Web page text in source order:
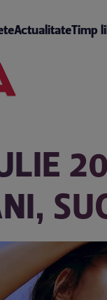
ActualitateTimp